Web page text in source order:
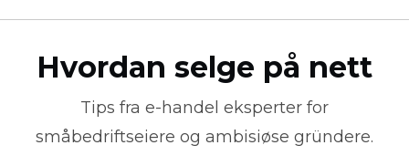
Hvordan selge på nett
Tips fra e-handel eksperter for
småbedriftseiere og ambisiøse gründere.